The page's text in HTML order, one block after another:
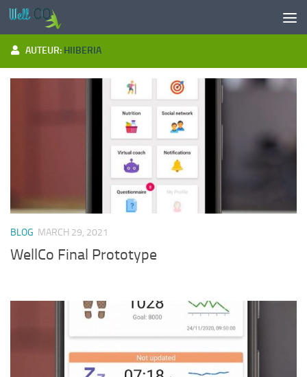
Doorgaan naar inhoud
AUTEUR: HIIBERIA
BLOG MARCH 29, 2021
WellCo Final Prototype